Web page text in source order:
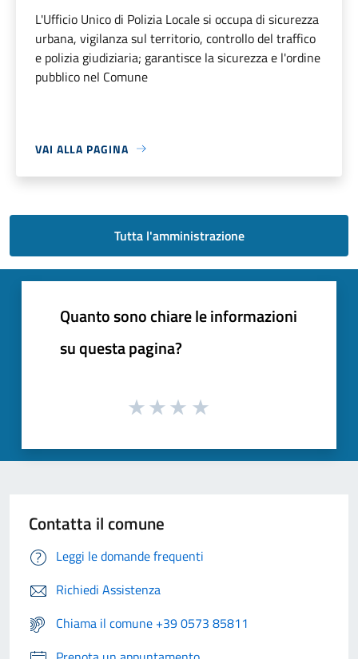
L'Ufficio Unico di Polizia Locale si occupa di sicurezza
urbana, vigilanza sul territorio, controllo del traffico
e polizia giudiziaria; garantisce la sicurezza e l'ordine
pubblico nel Comune
VAI ALLA PAGINA
Tutta l'amministrazione
Quanto sono chiare le informazioni
su questa pagina?
Contatta il comune
Leggi le domande frequenti
Richiedi Assistenza
Chiama il comune +39 0573 85811